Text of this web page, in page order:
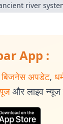
river
App :
बिजनेस अपडेट,
और लाइव न्यूज